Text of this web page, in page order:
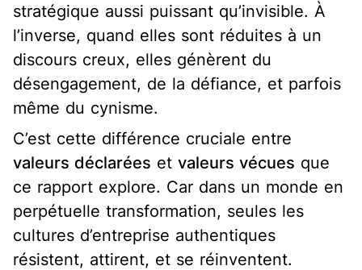
stratégique aussi puissant qu’invisible. À
l’inverse, quand elles sont réduites à un
discours creux, elles génèrent du
désengagement, de la défiance, et parfois
même du cynisme.
C’est cette différence cruciale entre
valeurs déclarées et valeurs vécues que
ce rapport explore. Car dans un monde en
perpétuelle transformation, seules les
cultures d’entreprise authentiques
résistent, attirent, et se réinventent.